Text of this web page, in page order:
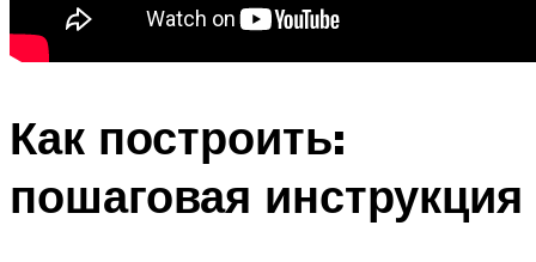
Как построить:
пошаговая инструкция